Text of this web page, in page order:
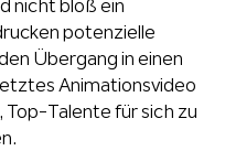
nicht bloß ein
potenzielle
Übergang in einen
Animationsvideo
Talente für sich zu